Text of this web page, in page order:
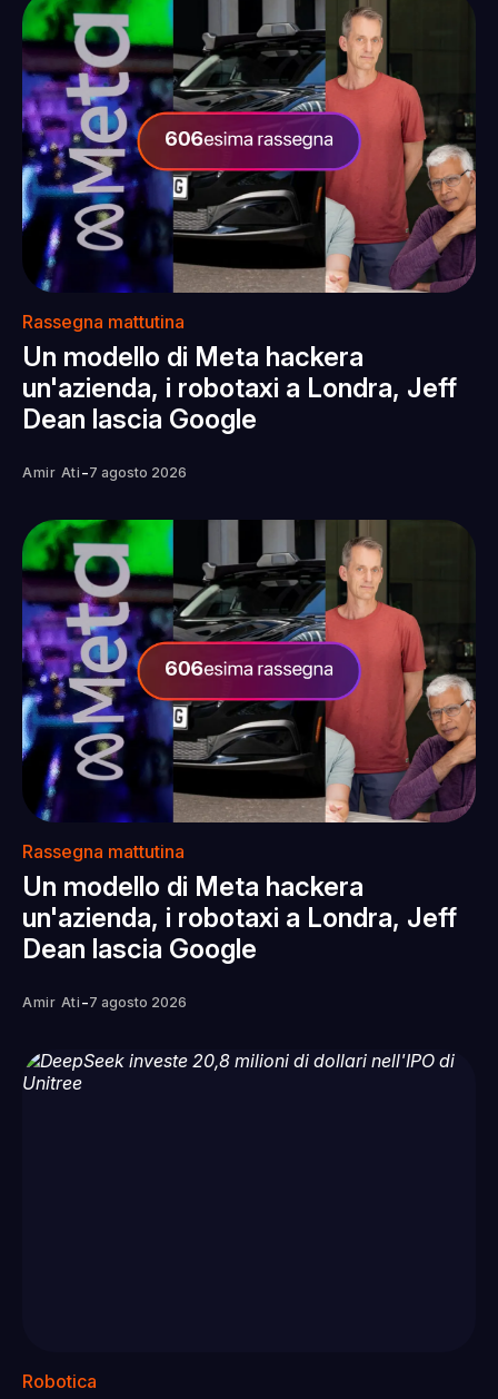
Rassegna mattutina
Un modello di Meta hackera
un'azienda, i robotaxi a Londra, Jeff
Dean lascia Google
Amir Ati -7 agosto 2026
Rassegna mattutina
Un modello di Meta hackera
un'azienda, i robotaxi a Londra, Jeff
Dean lascia Google
Amir Ati -7 agosto 2026
Robotica